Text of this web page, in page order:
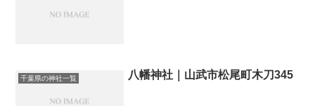
千葉県の神社一覧 八幡神社｜山武市松尾町木刀345